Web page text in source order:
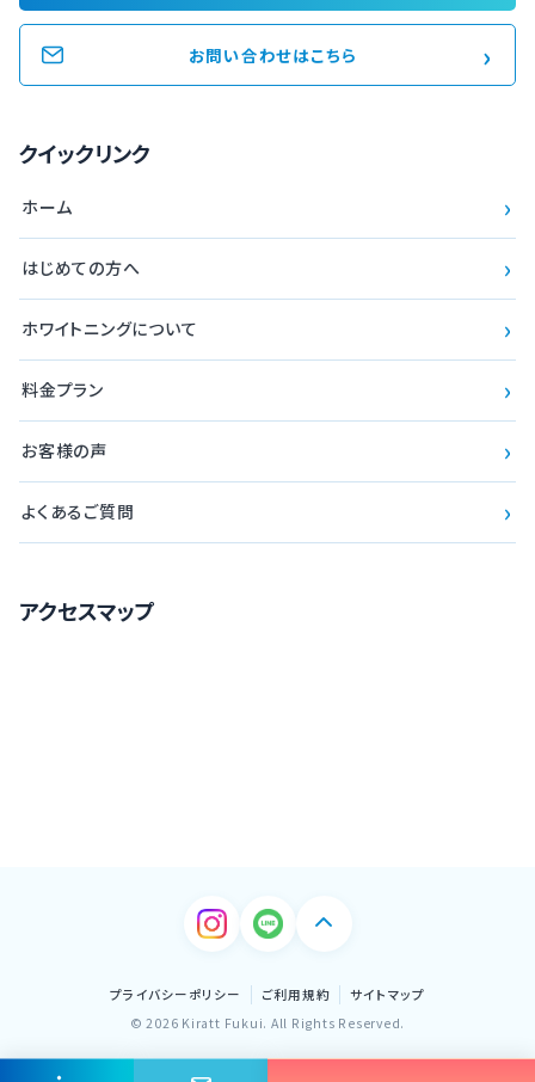
お問い合わせはこちら ›
クイックリンク
ホーム ›
はじめての方へ ›
ホワイトニングについて ›
料金プラン ›
お客様の声 ›
よくあるご質問 ›
アクセスマップ
プライバシーポリシー ご利用規約
サイトマップ
© 2026 Kiratt Fukui. All Rights Reserved.